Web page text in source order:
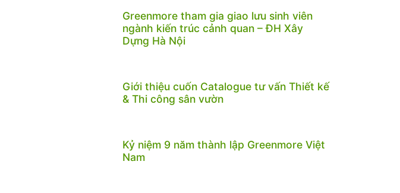
Greenmore tham gia giao lưu sinh viên
ngành kiến trúc cảnh quan – ĐH Xây
Dựng Hà Nội
Giới thiệu cuốn Catalogue tư vấn Thiết kế
& Thi công sân vườn
Kỷ niệm 9 năm thành lập Greenmore Việt
Nam